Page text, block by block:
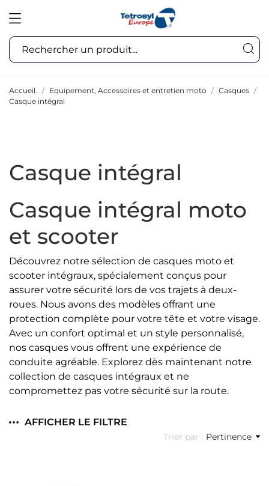
Accueil. Equipement, Accessoires et entretien moto
Casques
Casque intégral
Casque intégral
Casque intégral moto
et scooter
Découvrez notre sélection de casques moto et
scooter intégraux, spécialement conçus pour
assurer votre sécurité lors de vos trajets à deux-
roues. Nous avons des modèles offrant une
protection complète pour votre tête et votre visage.
Avec un confort optimal et un style personnalisé,
nos casques vous offrent une expérience de
conduite agréable. Explorez dès maintenant notre
collection de casques intégraux et ne
compromettez pas votre sécurité sur la route.
Trier par : Pertinence
AFFICHER LE FILTRE